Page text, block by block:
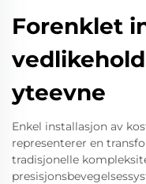
Forenklet
yteevne
Enkel installasjon av
representerer en
tradisjonelle